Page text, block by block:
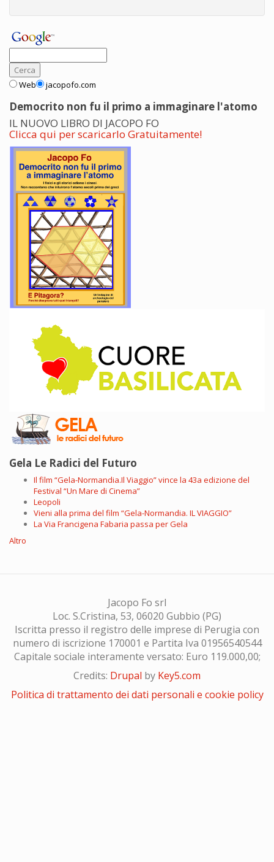
Web jacopofo.com
Democrito non fu il primo a immaginare l'atomo
IL NUOVO LIBRO DI JACOPO FO
Clicca qui per scaricarlo Gratuitamente!
Gela Le Radici del Futuro
Il film “Gela-Normandia.Il Viaggio” vince la 43a edizione del
Festival “Un Mare di Cinema”
Leopoli
Vieni alla prima del film “Gela-Normandia. IL VIAGGIO”
La Via Francigena Fabaria passa per Gela
Altro
Jacopo Fo srl
Loc. S.Cristina, 53, 06020 Gubbio (PG)
Iscritta presso il registro delle imprese di Perugia con
numero di iscrizione 170001 e Partita Iva 01956540544
Capitale sociale interamente versato: Euro 119.000,00;
Credits: Drupal by Key5.com
Politica di trattamento dei dati personali e cookie policy